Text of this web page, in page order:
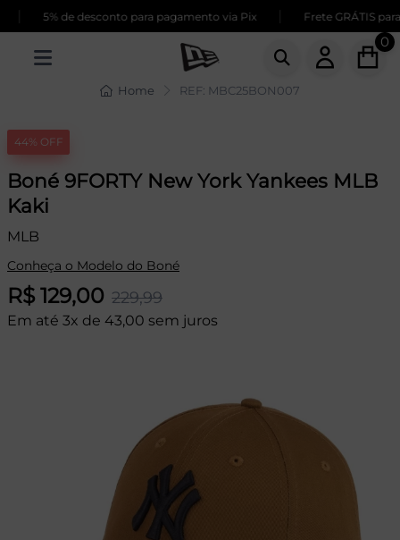
5% de desconto para pagamento via Pix Frete GRÁTIS
0
Home REF: MBC25BON007
44% OFF
Boné 9FORTY New York Yankees MLB
Kaki
MLB
Conheça o Modelo do Boné
R$ 129,00 229,99
Em até 3x de 43,00 sem juros